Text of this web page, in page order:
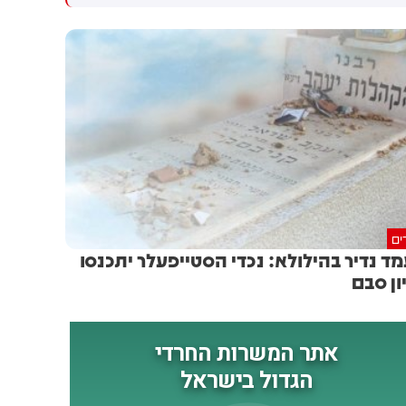
באורח קשה: אתמול (ד')
בסביבות השעה 12:00, כוח
פעלו במרחב הכפר מג׳דל זון
שבדרום לבנון לטיהור המרחב
והשמדת תשתיות טרור. במהלך
הפעילות, הכוח נכנס למבנה
במרחב. בעת כניסת הכוח למבנה
- התרחש פיצוץ, ככל הנראה של
מטען חבלה שהוטמן במקום.
כתוצאה מהפיצוץ, נפלו רס״ן
(מיל׳) הראל בירנשטוק ז״ל ורס״ם
(מיל׳) תמיר וקנין ז״ל, ונפצעו
ארבעה לוחמי צה"ל במילואים
לקבלת טיפול רפואי
האירוע, חיל האוויר וכוחות
תותחנים תקפו מטרות במרחב.
קשה בתקרית
נדיר בהילולא: נכדי הסטייפעלר יתכנסו
סבם